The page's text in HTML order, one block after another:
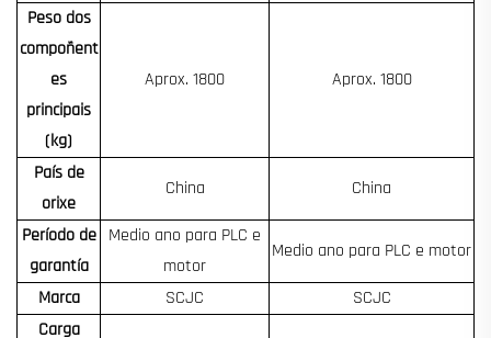
Peso dos
compoñent
es
principais
(kg)
Aprox. 1800 Aprox. 1800
País de
orixe
China China
Período de
garantía
Medio ano para PLC e
motor
Medio ano para PLC e motor
Marca SCJC
SCJC
Carga